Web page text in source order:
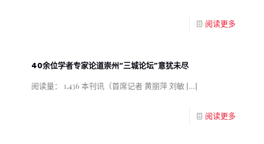
阅读更多
40余位学者专家论道崇州“三城论坛”意犹未尽
阅读量： 1,436 本刊讯（首席记者 黄丽萍 刘敏 […]
阅读更多